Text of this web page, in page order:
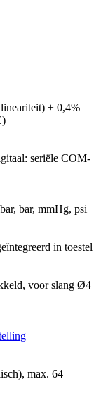
± 0,4%
seriële COM-
bar, mmHg, psi
in toestel
voor slang Ø4
max. 64